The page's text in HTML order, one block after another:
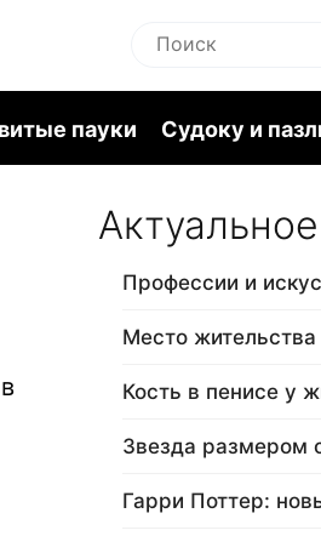
пауки Судоку и
Актуальное
Кость в пенисе у
Гарри Поттер: